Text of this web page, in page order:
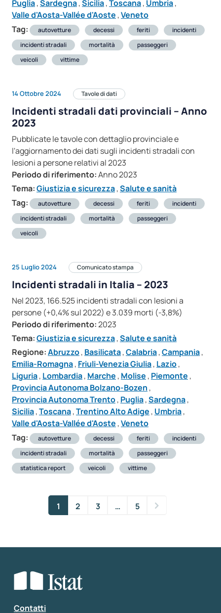
Puglia,Sardegna,Sicilia,Toscana, Umbria,
Valle d'Aosta-Vallée d'Aoste ,Veneto
Tag:
autovetture decessi feriti
incidenti
incidenti stradali
mortalità
passeggeri
veicoli
vittime
14 Ottobre 2024 Tavole di dati
Incidenti stradali dati provinciali – Anno
2023
Pubblicate le tavole con dettaglio provinciale e
l'aggiornamento dei dati sugli incidenti stradali con
lesioni a persone relativi al 2023
Periodo di riferimento:Anno 2023
Tema:Giustizia e sicurezza,Salute e sanità
Tag:
autovetture decessi feriti
incidenti
incidenti stradali
mortalità
passeggeri
veicoli
25 Luglio 2024 Comunicato stampa
Incidenti stradali in Italia – 2023
Nel 2023, 166.525 incidenti stradali con lesioni a
persone (+0,4% sul 2022) e 3.039 morti (-3,8%)
Periodo di riferimento:2023
Tema:Giustizia e sicurezza,Salute e sanità
Regione:Abruzzo, Basilicata,Calabria,Campania,
Emilia-Romagna, Friuli-Venezia Giulia, Lazio,
Liguria, Lombardia, Marche , Molise , Piemonte ,
Provincia Autonoma Bolzano-Bozen ,
Provincia Autonoma Trento, Puglia,Sardegna,
Sicilia,Toscana,Trentino Alto Adige , Umbria,
Valle d'Aosta-Vallée d'Aoste ,Veneto
Tag:
autovetture decessi feriti
incidenti
incidenti stradali
mortalità
passeggeri
statistica report
veicoli vittime
1 2 3 … 5
Contatti